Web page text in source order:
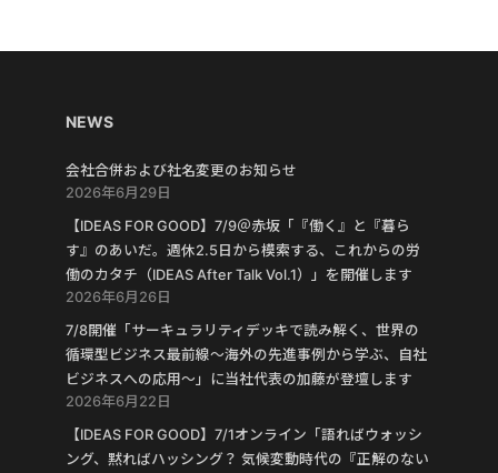
NEWS
会社合併および社名変更のお知らせ
2026年6月29日
【IDEAS FOR GOOD】7/9＠赤坂「『働く』と『暮ら
す』のあいだ。週休2.5日から模索する、これからの労
働のカタチ（IDEAS After Talk Vol.1）」を開催します
2026年6月26日
7/8開催「サーキュラリティデッキで読み解く、世界の
循環型ビジネス最前線〜海外の先進事例から学ぶ、自社
ビジネスへの応用〜」に当社代表の加藤が登壇します
2026年6月22日
【IDEAS FOR GOOD】7/1オンライン「語ればウォッシ
ング、黙ればハッシング？ 気候変動時代の『正解のない